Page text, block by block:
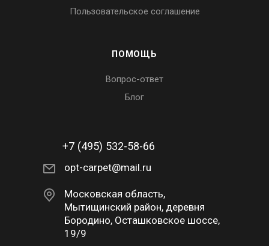
Пользовательское соглашение
ПОМОЩЬ
Вопрос-ответ
Блог
+7 (495) 532-58-66
opt-carpet@mail.ru
Московская область,
Мытищинский район, деревня
Бородино, Осташковское шоссе,
19/9